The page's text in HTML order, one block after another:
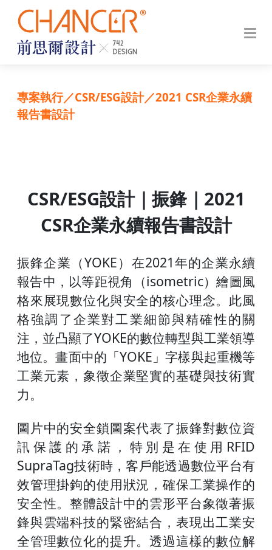
專案執行／CSR/ESG設計／2021 CSR企業永續
報告書設計
CSR/ESG設計｜振鋒｜ 2021
CSR企業永續報告書設計
振鋒企業（YOKE）在2021年的企業永續
報告中，以等距視角（isometric）繪圖風
格來展現數位化與安全的核心理念。此風
格強調了企業對工業細節與精確性的關
注，並凸顯了YOKE的數位轉型與工業領導
地位。畫面中的「YOKE」字樣與起重機等
工業元素，象徵企業堅實的基礎與技術實
力。
圖片中的安全鎖圖案代表了振鋒對數位資
訊保護的承諾，特別是在使用RFID
SupraTag技術時，客戶能透過數位平台有
效管理掛鉤的使用狀況，確保工業操作的
安全性。整體設計中的雲形平台象徵著振
鋒與雲端科技的緊密結合，表現出工業安
全管理數位化的提升。透過這樣的數位解